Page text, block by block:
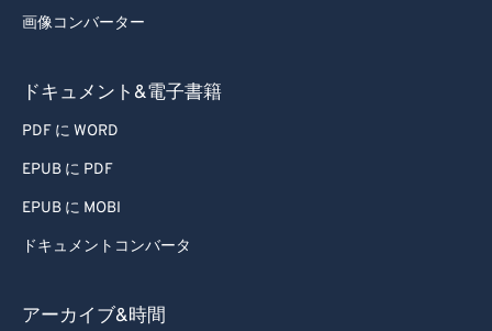
画像コンバーター
ドキュメント&電子書籍
PDF に WORD
EPUB に PDF
EPUB に MOBI
ドキュメントコンバータ
アーカイブ&時間